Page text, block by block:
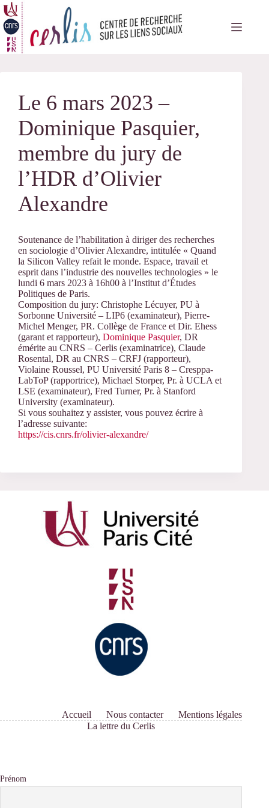
Passer
au
contenu
Le 6 mars 2023 –
Dominique Pasquier,
membre du jury de
l’HDR d’Olivier
Alexandre
Soutenance de l’habilitation à diriger des recherches
en sociologie d’Olivier Alexandre, intitulée « Quand
la Silicon Valley refait le monde. Espace, travail et
esprit dans l’industrie des nouvelles technologies » le
lundi 6 mars 2023 à 16h00 à l’Institut d’Études
Politiques de Paris.
Composition du jury: Christophe Lécuyer, PU à
Sorbonne Université – LIP6 (examinateur), Pierre-
Michel Menger, PR. Collège de France et Dir. Ehess
(garant et rapporteur), Dominique Pasquier, DR
émérite au CNRS – Cerlis (examinatrice), Claude
Rosental, DR au CNRS – CRFJ (rapporteur),
Violaine Roussel, PU Université Paris 8 – Cresppa-
LabToP (rapportrice), Michael Storper, Pr. à UCLA et
LSE (examinateur), Fred Turner, Pr. à Stanford
University (examinateur).
Si vous souhaitez y assister, vous pouvez écrire à
l’adresse suivante:
https://cis.cnrs.fr/olivier-alexandre/
Accueil Nous contacter
Mentions légales
La lettre du Cerlis
Prénom